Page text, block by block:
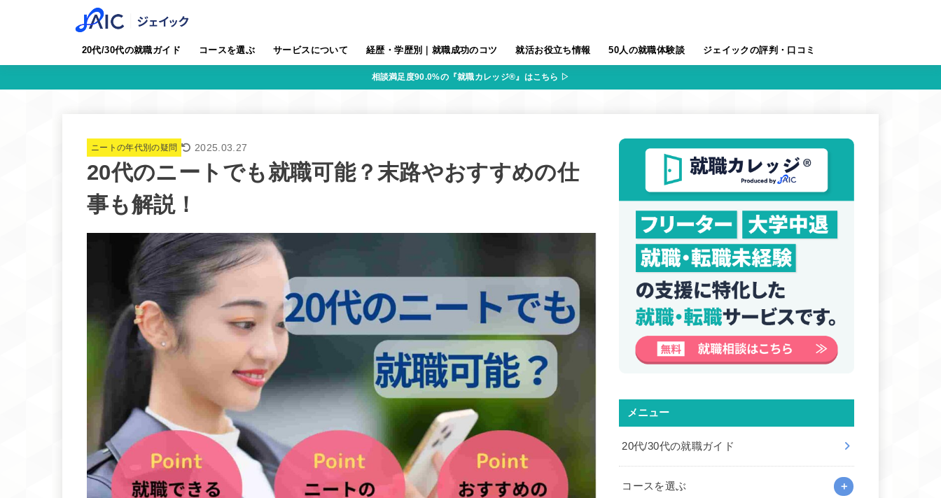
20代/30代の就職ガイド コースを選ぶ サービスについて 経歴・学歴別｜就職成功のコツ 就活お役立ち情報 50人の就職体験談 ジェイックの評判・口コミ
相談満足度90.0%の『就職カレッジ®』はこちら ▷
ニートの年代別の疑問 2025.03.27
20代のニートでも就職可能？末路やおすすめの仕
事も解説！
メニュー
20代/30代の就職ガイド
コースを選ぶ